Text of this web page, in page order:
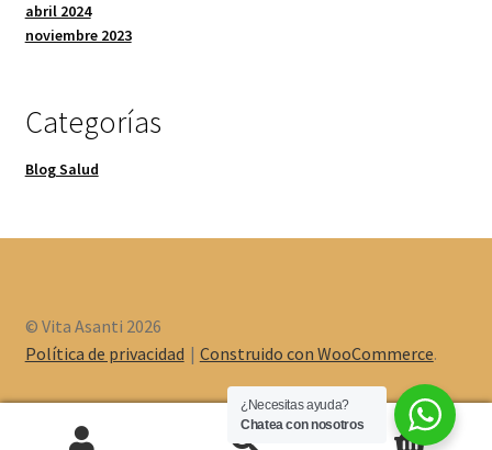
abril 2024
noviembre 2023
Categorías
Blog Salud
© Vita Asanti 2026
Política de privacidad
Construido con WooCommerce.
0
¿Necesitas ayuda?
Chatea con nosotros